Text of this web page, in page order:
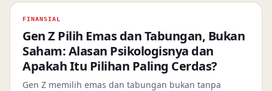
FINANSIAL
Gen Z Pilih Emas dan Tabungan, Bukan
Saham: Alasan Psikologisnya dan
Apakah Itu Pilihan Paling Cerdas?
Gen Z memilih emas dan tabungan bukan tanpa